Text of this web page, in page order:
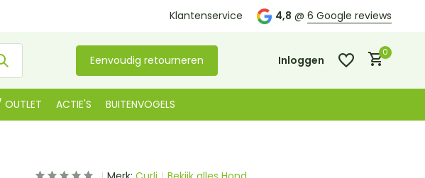
Klantenservice 4,8 @ 6 Google reviews
Eenvoudig retourneren Inloggen
0
OUTLET ACTIE'S BUITENVOGELS